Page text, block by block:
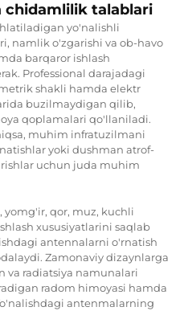
chidamlilik talablari
yo'nalishli
namlik o'zgarishi va ob-havo
barqaror ishlash
Professional darajadagi
shakli hamda elektr
buzilmaydigan qilib,
qoplamalari qo'llaniladi.
muhim infratuzilmani
yoki dushman atrof-
uchun juda muhim
qor, muz, kuchli
xususiyatlarini saqlab
antennalarni o'rnatish
Zamonaviy dizaynlarga
va radiatsiya namunalari
radom himoyasi hamda
antenmalarning